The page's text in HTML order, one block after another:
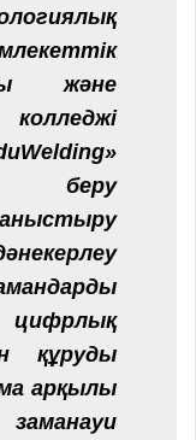
және
беру
цифрлық
құруды
арқылы